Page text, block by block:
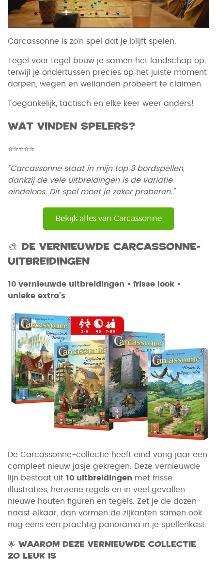
Carcassonne is zo’n spel dat je blijft spelen.
Tegel voor tegel bouw je samen het landschap op,
terwijl je ondertussen precies op het juiste moment
dorpen, wegen en weilanden probeert te claimen.
Toegankelijk, tactisch en elke keer weer anders!
Wat vinden spelers?
⭐⭐⭐⭐⭐
"Carcassonne staat in mijn top 3 bordspellen,
dankzij de vele uitbreidingen is de variatie
eindeloos. Dit spel moet je zeker proberen."
Bekijk alles van Carcassonne
🎨 De vernieuwde Carcassonne-
uitbreidingen
10 vernieuwde uitbreidingen • frisse look •
unieke extra’s
De Carcassonne-collectie heeft eind vorig jaar een
compleet nieuw jasje gekregen. Deze vernieuwde
lijn bestaat uit 10 uitbreidingen met frisse
illustraties, herziene regels en in veel gevallen
nieuwe houten figuren en tegels. Zet je de dozen
naast elkaar, dan vormen de zijkanten samen ook
nog eens een prachtig panorama in je spellenkast.
🌟 Waarom deze vernieuwde collectie
zo leuk is